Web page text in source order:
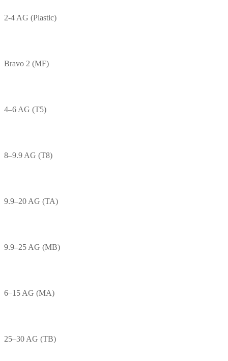
2-4 AG (Plastic)
Bravo 2 (MF)
4–6 AG (T5)
8–9.9 AG (T8)
9.9–20 AG (TA)
9.9–25 AG (MB)
6–15 AG (MA)
25–30 AG (TB)